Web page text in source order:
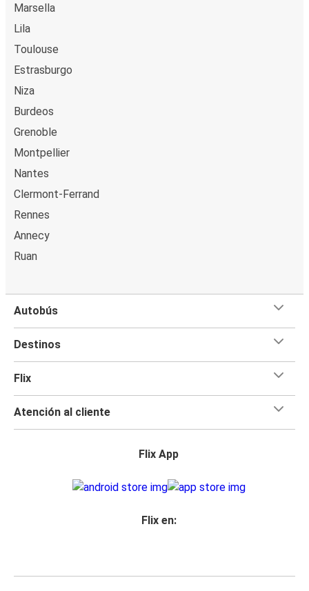
Marsella
Lila
Toulouse
Estrasburgo
Niza
Burdeos
Grenoble
Montpellier
Nantes
Clermont-Ferrand
Rennes
Annecy
Ruan
Autobús
Destinos
Flix
Atención al cliente
Flix App
Flix en: